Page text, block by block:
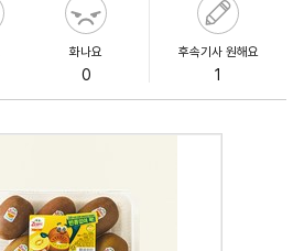
화나요
0
후속기사 원해요
1